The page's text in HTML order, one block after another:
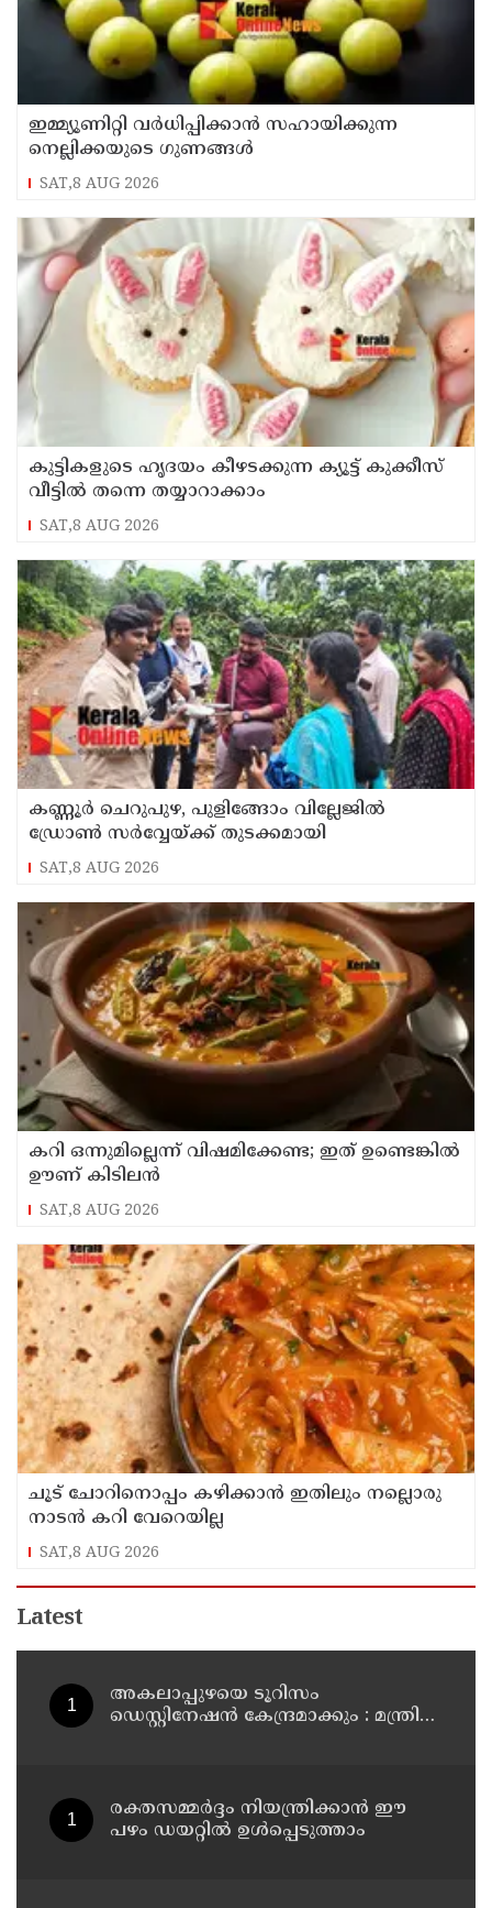
ഇമ്മ്യൂണിറ്റി വർധിപ്പിക്കാൻ സഹായിക്കുന്ന
നെല്ലിക്കയുടെ ഗുണങ്ങൾ
SAT,8 AUG 2026
കുട്ടികളുടെ ഹൃദയം കീഴടക്കുന്ന ക്യൂട്ട് കുക്കീസ്
വീട്ടിൽ തന്നെ തയ്യാറാക്കാം
SAT,8 AUG 2026
കണ്ണൂർ ചെറുപുഴ, പുളിങ്ങോം വില്ലേജിൽ
ഡ്രോൺ സർവ്വേയ്ക്ക് തുടക്കമായി
SAT,8 AUG 2026
കറി ഒന്നുമില്ലെന്ന് വിഷമിക്കേണ്ട; ഇത് ഉണ്ടെങ്കിൽ
ഊണ് കിടിലൻ
SAT,8 AUG 2026
ചൂട് ചോറിനൊപ്പം കഴിക്കാൻ ഇതിലും നല്ലൊരു
നാടൻ കറി വേറെയില്ല
SAT,8 AUG 2026
Latest
അകലാപ്പുഴയെ ടൂറിസം
ഡെസ്റ്റിനേഷന്‍ കേന്ദ്രമാക്കും : മന്ത്രി
രക്തസമ്മർദ്ദം നിയന്ത്രിക്കാൻ ഈ
പഴം ഡയറ്റിൽ ഉൾപ്പെടുത്താം